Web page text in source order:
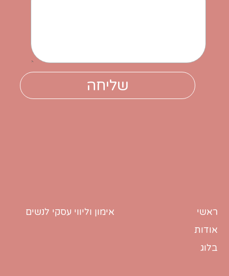
ראשי
אודות
בלוג
אימון וליווי עסקי לנשים